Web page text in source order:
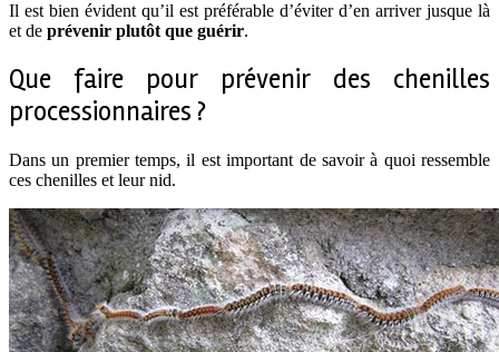
Il est bien évident qu’il est préférable d’éviter d’en arriver jusque là
et de prévenir plutôt que guérir.
Que faire pour prévenir des chenilles
processionnaires ?
Dans un premier temps, il est important de savoir à quoi ressemble
ces chenilles et leur nid.